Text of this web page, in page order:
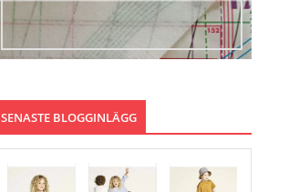
SENASTE BLOGGINLÄGG